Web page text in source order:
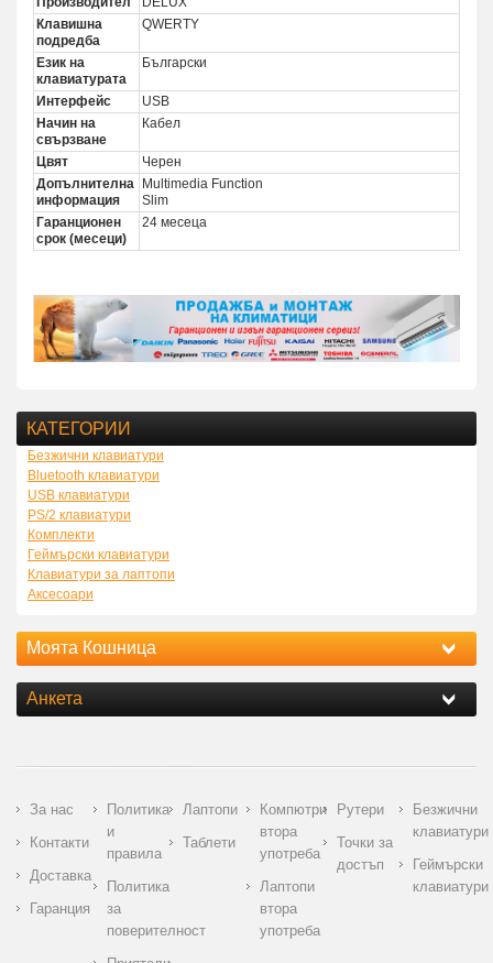
Клавишна
подредба
QWERTY
Език на
клавиатурата
Български
Интерфейс
USB
Начин на
свързване
Кабел
Цвят
Черен
Допълнителна
информация
Multimedia Function
Slim
Гаранционен
срок (месеци)
24 месеца
КАТЕГОРИИ
Безжични клавиатури
Bluetooth клавиатури
USB клавиатури
PS/2 клавиатури
Комплекти
Геймърски клавиатури
Клавиатури за лаптопи
Аксесоари
Моята Кошница
Анкета
За нас
Контакти
Доставка
Гаранция
Политика
и
правила
Политика
за
поверителност
Лаптопи
Таблети
Компютри
втора
употреба
Лаптопи
втора
употреба
Рутери
Точки за
достъп
Безжични
клавиатури
Геймърски
клавиатури